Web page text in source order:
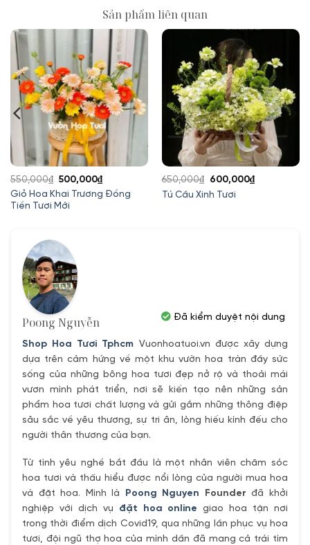
Sản phẩm liên quan
Giỏ Hoa Khai Trương Đồng
Tiền Tươi Mới
550,000₫ Giá
gốc
là:
500,000₫Giá
hiện
Tú Cầu Xinh Tươi
650,000₫
Giá
gốc
600,000₫Giá
Poong Nguyễn
Shop Hoa Tươi Tphcm Vuonhoatuoi.vn được xây dựng
dựa trên cảm hứng về một khu vườn hoa tràn đầy sức
sống của những bông hoa tươi đẹp nở rộ và thoải mái
vươn mình phát triển, nơi sẽ kiến tạo nên những sản
phẩm hoa tươi chất lượng và gửi gắm những thông điệp
sâu sắc về yêu thương, sự tri ân, lòng hiếu kính đếu cho
người thân thương của bạn.
Từ tình yêu nghề bắt đầu là một nhân viên chăm sóc
hoa tươi và thấu hiểu được nổi lòng của người mua hoa
và đặt hoa. Mình là
Poong Nguyen Founder đã khởi
nghiệp với dịch vụ đặt hoa online giao hoa tận nơi
trong thời điểm dịch Covid19, qua những lần phục vụ hoa
tươi, đội ngũ thợ hoa của mình dần đã mang cả trái tím
Đã kiểm duyệt nội dung